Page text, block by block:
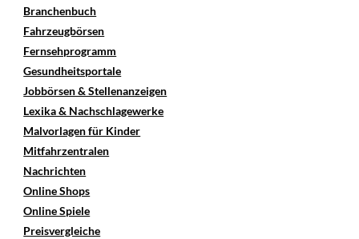
Branchenbuch
Fahrzeugbörsen
Fernsehprogramm
Gesundheitsportale
Jobbörsen & Stellenanzeigen
Lexika & Nachschlagewerke
Malvorlagen für Kinder
Mitfahrzentralen
Nachrichten
Online Shops
Online Spiele
Preisvergleiche